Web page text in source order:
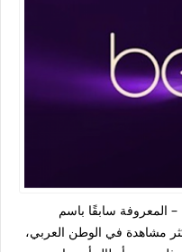
– المعروفة سابقًا باسم
مشاهدة في الوطن العربي،